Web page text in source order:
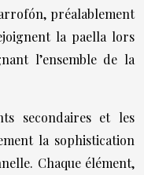
préalablement
la paella lors
l’ensemble de la
secondaires et les
la sophistication
Chaque élément,